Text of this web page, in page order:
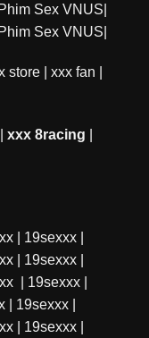
Phim Sex VNUS
Phim Sex VNUS
store| xxx fan
xxx 8racing
| 19sexxx|
| 19sexxx|
| 19sexxx|
| 19sexxx|
| 19sexxx